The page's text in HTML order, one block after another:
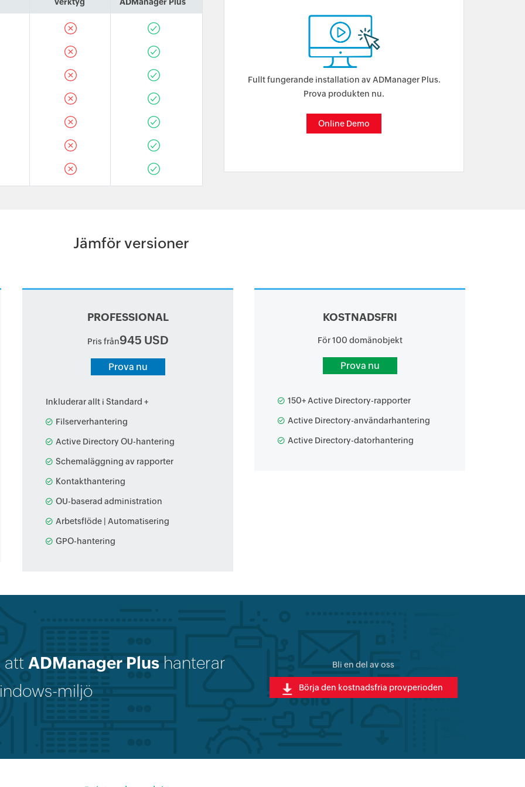
Fullt fungerande installation av ADManager Plus.
Prova produkten nu.
Online Demo
Jämför versioner
PROFESSIONAL
Pris från945 USD
Prova nu
Inkluderar allt i Standard +
Filserverhantering
Active Directory OU-hantering
Schemaläggning av rapporter
Kontakthantering
OU-baserad administration
Arbetsflöde | Automatisering
GPO-hantering
KOSTNADSFRI
För 100 domänobjekt
Prova nu
150+ Active Directory-rapporter
Active Directory-användarhantering
Active Directory-datorhantering
att ADManager Plushanterar
miljö
Bli en del av oss
Börja den kostnadsfria provperioden